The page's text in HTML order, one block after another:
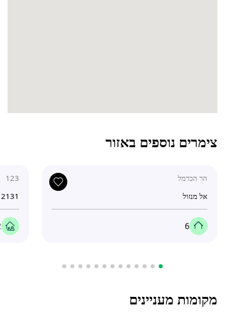
צימרים נוספים באזור
הר הכרמל
אל מנזול
6
123
2131
מקומות מעניינים